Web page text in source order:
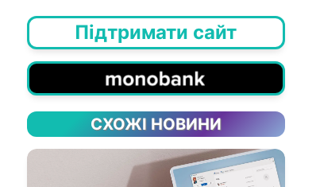
Підтримати сайт
СХОЖІ НОВИНИ